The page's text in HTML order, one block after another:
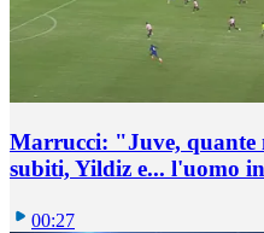
Marrucci: "Juve, quante
subiti, Yildiz e... l'uomo
00:27